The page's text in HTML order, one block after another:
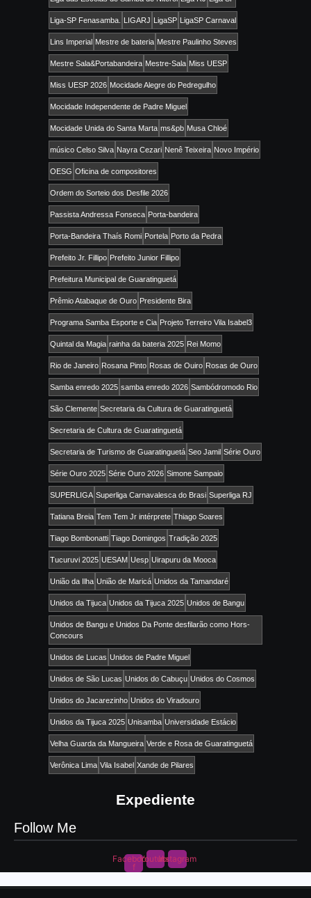
Liga-SP Fenasamba. LIGARJ LigaSP LigaSP Carnaval
Lins Imperial Mestre de bateria Mestre Paulinho Steves
Mestre Sala&Portabandeira Mestre-Sala Miss UESP
Miss UESP 2026 Mocidade Alegre do Pedregulho
Mocidade Independente de Padre Miguel
Mocidade Unida do Santa Marta ms&pb Musa Chloé
músico Celso Silva Nayra Cezari Nenê Teixeira Novo Império
OESG Oficina de compositores
Ordem do Sorteio dos Desfile 2026
Passista Andressa Fonseca Porta-bandeira
Porta-Bandeira Thaís Romi Portela Porto da Pedra
Prefeito Jr. Fillipo Prefeito Junior Fillipo
Prefeitura Municipal de Guaratinguetá
Prêmio Atabaque de Ouro Presidente Bira
Programa Samba Esporte e Cia Projeto Terreiro Vila Isabel3
Quintal da Magia rainha da bateria 2025 Rei Momo
Rio de Janeiro Rosana Pinto Rosas de Ouiro Rosas de Ouro
Samba enredo 2025 samba enredo 2026 Sambódromodo Rio
São Clemente Secretaria da Cultura de Guaratinguetá
Secretaria de Cultura de Guaratinguetá
Secretaria de Turismo de Guaratinguetá Seo Jamil Série Ouro
Série Ouro 2025 Série Ouro 2026 Simone Sampaio
SUPERLIGA Superliga Carnavalesca do Brasi Superliga RJ
Tatiana Breia Tem Tem Jr intérprete Thiago Soares
Tiago Bombonatti Tiago Domingos Tradição 2025
Tucuruvi 2025 UESAM Uesp Uirapuru da Mooca
União da Ilha União de Maricá Unidos da Tamandaré
Unidos da Tijuca Unidos da Tijuca 2025 Unidos de Bangu
Unidos de Bangu e Unidos Da Ponte desfilarão como Hors-
Concours
Unidos de Lucas Unidos de Padre Miguel
Unidos de São Lucas Unidos do Cabuçu Unidos do Cosmos
Unidos do Jacarezinho Unidos do Viradouro
Unidos da Tijuca 2025 Unisamba Universidade Estácio
Velha Guarda da Mangueira Verde e Rosa de Guaratinguetá
Verônica Lima Vila Isabel Xande de Pilares
Expediente
Follow Me
Facebook-
f
YoutubeInstagram